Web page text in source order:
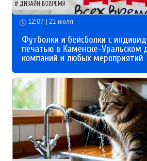
ДИЗАЙН ВОВРЕМЯ
12:07 | 21 июля
Футболки и бейсболки с
печатью в Каменске-Уральском
компаний и любых мероприятий